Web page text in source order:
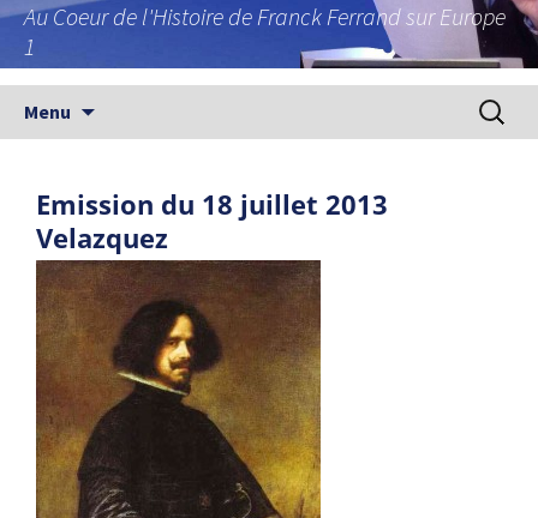
Au Coeur de l'Histoire de Franck Ferrand sur Europe
1
Menu
Emission du 18 juillet 2013
Velazquez